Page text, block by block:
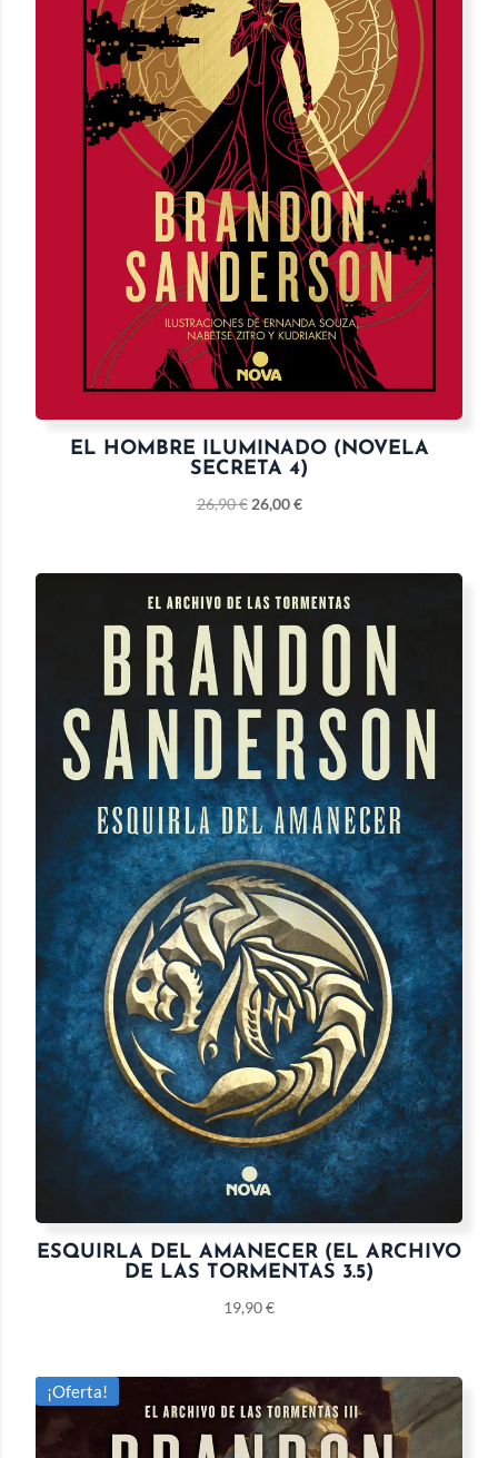
EL HOMBRE ILUMINADO (NOVELA
SECRETA 4)
26,90€ 26,00€
ESQUIRLA DEL AMANECER (EL ARCHIVO
DE LAS TORMENTAS 3.5)
19,90€
¡Oferta!